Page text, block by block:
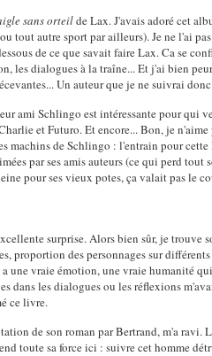
sans orteilde Lax. J'avais adoré cet
tout autre sport par ailleurs). Je ne l'ai
de ce que savait faire Lax. Ca se
les dialogues à la traîne... Et j'ai bien
Un auteur que je ne suivrai
ami Schlingo est intéressante pour qui
et Futuro. Et encore... Bon, je
machins de Schlingo : l'entrain pour
par ses amis auteurs (ce qui perd
pour ses vieux potes, ça valait pas le
surprise. Alors bien sûr, je trouve
proportion des personnages sur
une vraie émotion, une vraie humanité
dans les dialogues ou les réflexions
ce livre.
de son roman par Bertrand, m'a ravi.
toute sa force ici : suivre cet homme